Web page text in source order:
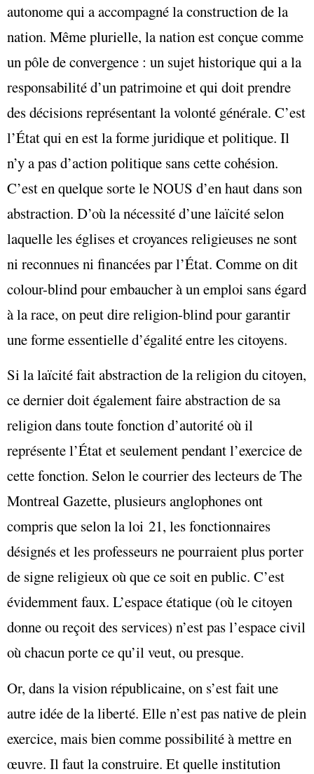
autonome qui a accompagné la construction de la
nation. Même plurielle, la nation est conçue comme
un pôle de convergence : un sujet historique qui a la
responsabilité d’un patrimoine et qui doit prendre
des décisions représentant la volonté générale. C’est
l’État qui en est la forme juridique et politique. Il
n’y a pas d’action politique sans cette cohésion.
C’est en quelque sorte le NOUS d’en haut dans son
abstraction. D’où la nécessité d’une laïcité selon
laquelle les églises et croyances religieuses ne sont
ni reconnues ni financées par l’État. Comme on dit
colour-blind pour embaucher à un emploi sans égard
à la race, on peut dire religion-blind pour garantir
une forme essentielle d’égalité entre les citoyens.
Si la laïcité fait abstraction de la religion du citoyen,
ce dernier doit également faire abstraction de sa
religion dans toute fonction d’autorité où il
représente l’État et seulement pendant l’exercice de
cette fonction. Selon le courrier des lecteurs de The
Montreal Gazette, plusieurs anglophones ont
compris que selon la loi 21, les fonctionnaires
désignés et les professeurs ne pourraient plus porter
de signe religieux où que ce soit en public. C’est
évidemment faux. L’espace étatique (où le citoyen
donne ou reçoit des services) n’est pas l’espace civil
où chacun porte ce qu’il veut, ou presque.
Or, dans la vision républicaine, on s’est fait une
autre idée de la liberté. Elle n’est pas native de plein
exercice, mais bien comme possibilité à mettre en
œuvre. Il faut la construire. Et quelle institution